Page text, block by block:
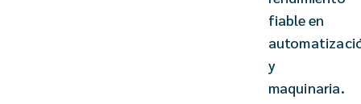
fiable en
y
maquinaria.